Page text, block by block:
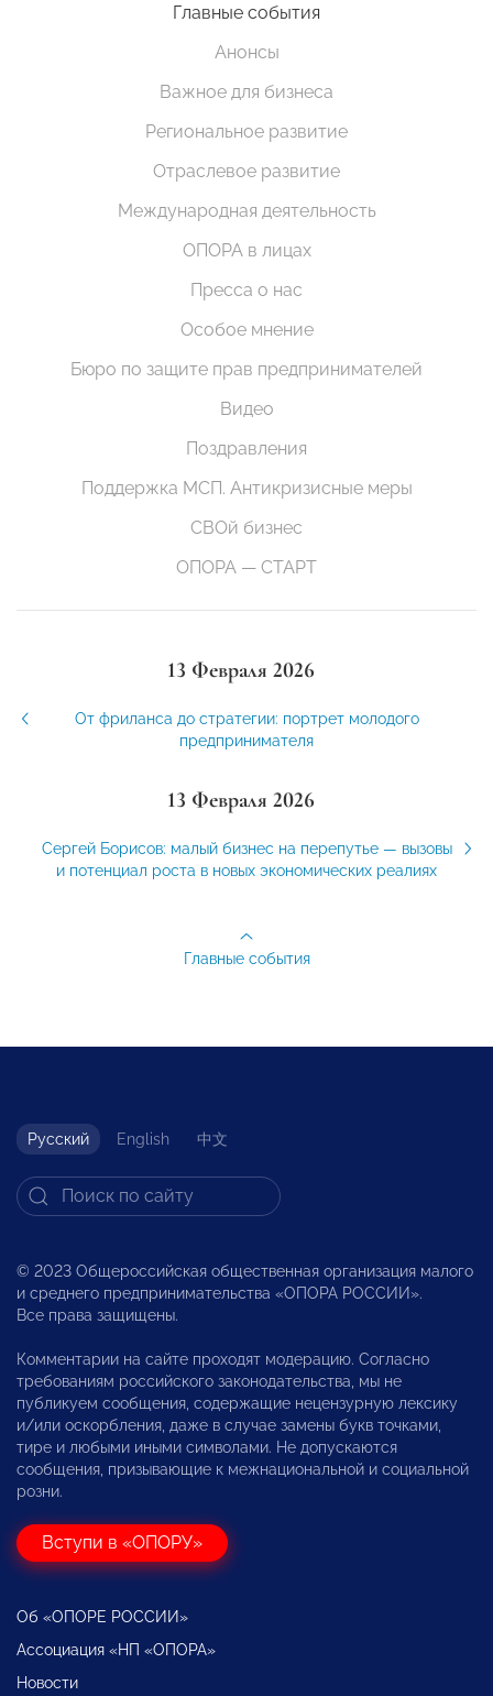
Главные события
Анонсы
Важное для бизнеса
Региональное развитие
Отраслевое развитие
Международная деятельность
ОПОРА в лицах
Пресса о нас
Особое мнение
Бюро по защите прав предпринимателей
Видео
Поздравления
Поддержка МСП. Антикризисные меры
СВОй бизнес
ОПОРА — СТАРТ
13 Февраля 2026
От фриланса до стратегии: портрет молодого
предпринимателя
13 Февраля 2026
Сергей Борисов: малый бизнес на перепутье — вызовы
и потенциал роста в новых экономических реалиях
Главные события
Русский English 中文
© 2023 Общероссийская общественная организация малого
и среднего предпринимательства «ОПОРА РОССИИ».
Все права защищены.
Комментарии на сайте проходят модерацию. Согласно
требованиям российского законодательства, мы не
публикуем сообщения, содержащие нецензурную лексику
и/или оскорбления, даже в случае замены букв точками,
тире и любыми иными символами. Не допускаются
сообщения, призывающие к межнациональной и социальной
розни.
Вступи в «ОПОРУ»
Об «ОПОРЕ РОССИИ»
Ассоциация «НП «ОПОРА»
Новости